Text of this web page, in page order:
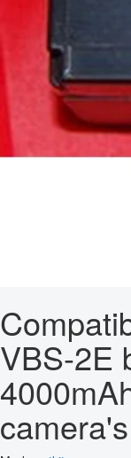
VBS-2E
camera's